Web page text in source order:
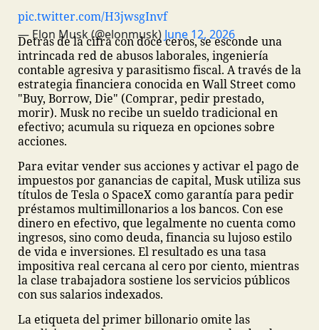
pic.twitter.com/H3jwsgInvf
— Elon Musk (@elonmusk) June 12, 2026
Detrás de la cifra con doce ceros, se esconde una
intrincada red de abusos laborales, ingeniería
contable agresiva y parasitismo fiscal. A través de la
estrategia financiera conocida en Wall Street como
"Buy, Borrow, Die" (Comprar, pedir prestado,
morir). Musk no recibe un sueldo tradicional en
efectivo; acumula su riqueza en opciones sobre
acciones.
Para evitar vender sus acciones y activar el pago de
impuestos por ganancias de capital, Musk utiliza sus
títulos de Tesla o SpaceX como garantía para pedir
préstamos multimillonarios a los bancos. Con ese
dinero en efectivo, que legalmente no cuenta como
ingresos, sino como deuda, financia su lujoso estilo
de vida e inversiones. El resultado es una tasa
impositiva real cercana al cero por ciento, mientras
la clase trabajadora sostiene los servicios públicos
con sus salarios indexados.
La etiqueta del primer billonario omite las